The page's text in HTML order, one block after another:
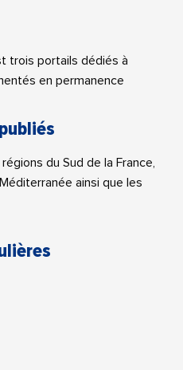
trois portails dédiés à
en permanence
du Sud de la France,
ainsi que les